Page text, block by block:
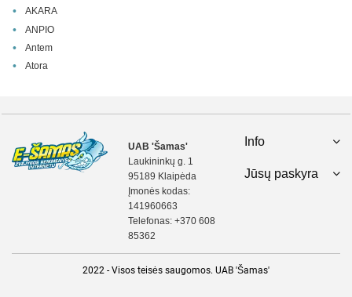
AKARA
ANPIO
Antem
Atora
UAB 'Šamas'
Laukininkų g. 1
95189 Klaipėda
Įmonės kodas:
141960663
Telefonas: +370 608
85362
Info
Jūsų paskyra
2022 - Visos teisės saugomos. UAB 'Šamas'